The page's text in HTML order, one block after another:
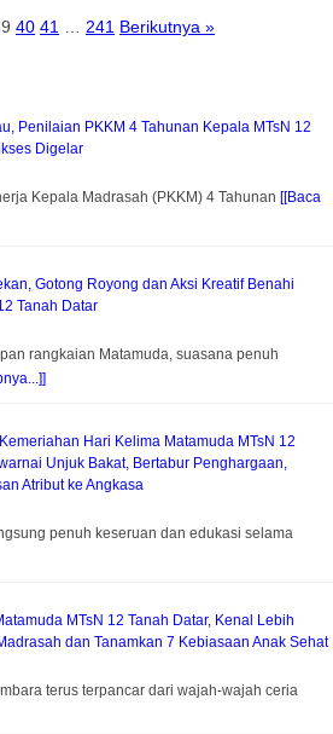
40 41 241 Berikutnya »
Penilaian PKKM 4 Tahunan Kepala MTsN 12
Digelar
Kepala Madrasah (PKKM) 4 Tahunan [[Baca
Gotong Royong dan Aksi Kreatif Benahi
Tanah Datar
rangkaian Matamuda, suasana penuh
Hari Kelima Matamuda MTsN 12
Unjuk Bakat, Bertabur Penghargaan,
Atribut ke Angkasa
penuh keseruan dan edukasi selama
MTsN 12 Tanah Datar, Kenal Lebih
dan Tanamkan 7 Kebiasaan Anak Sehat
terus terpancar dari wajah-wajah ceria